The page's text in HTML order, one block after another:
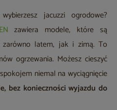
jacuzzi ogrodowe?
zawiera modele, które są
zarówno latem, jak i zimą. To
ogrzewania. Możesz cieszyć
niemal na wyciągnięcie
bez konieczności wyjazdu do